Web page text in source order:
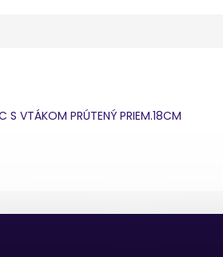
VTÁKOM PRÚTENÝ PRIEM.18CM